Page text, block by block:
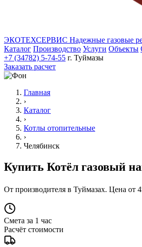
ЭКОТЕХСЕРВИС Надежные газовые
Каталог Производство Услуги Объекты
+7 (34782) 5-74-55 г. Туймазы
Заказать расчет
Главная
›
Каталог
›
Котлы отопительные
›
Челябинск
Купить Котёл газовый
От производителя в Туймазах. Цена от
Смета за 1 час
Расчёт стоимости